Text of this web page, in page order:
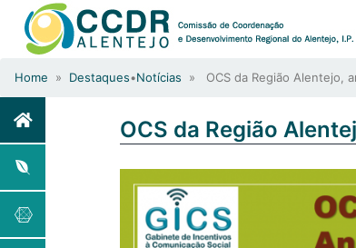
Home » Destaques•Notícias » OCS da Região Alentejo,
OCS da Região